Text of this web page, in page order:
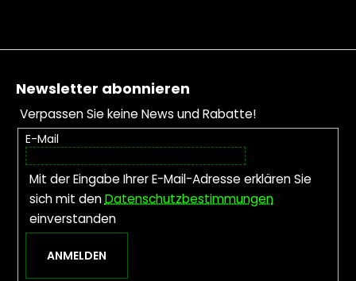
Fußzeile
Newsletter abonnieren
Verpassen Sie keine News und Rabatte!
E-Mail
Mit der Eingabe Ihrer E-Mail-Adresse erklären Sie
sich mit denDatenschutzbestimmungen
einverstanden
ANMELDEN